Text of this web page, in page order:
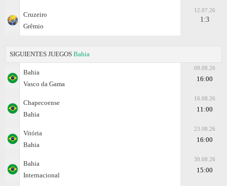
Cruzeiro
Grêmio
12.07.26
1:3
SIGUIENTES JUEGOS Bahia
Bahia
Vasco da Gama
09.08.26
16:00
Chapecoense
Bahia
16.08.26
11:00
Vitória
Bahia
23.08.26
16:00
Bahia
Internacional
30.08.26
15:00